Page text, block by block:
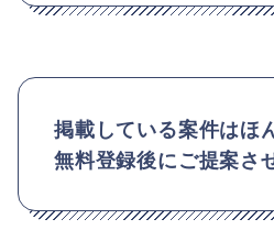
掲載している案件はほ
無料登録後にご提案さ